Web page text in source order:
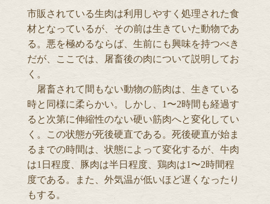
市販されている生肉は利用しやすく処理された食
材となっているが、その前は生きていた動物であ
る。悪を極めるならば、生前にも興味を持つべき
だが、ここでは、屠畜後の肉について説明してお
く。
屠畜されて間もない動物の筋肉は、生きている
時と同様に柔らかい。しかし、1〜2時間も経過す
ると次第に伸縮性のない硬い筋肉へと変化してい
く。この状態が死後硬直である。死後硬直が始ま
るまでの時間は、状態によって変化するが、牛肉
は1日程度、豚肉は半日程度、鶏肉は1〜2時間程
度である。また、外気温が低いほど遅くなったり
もする。